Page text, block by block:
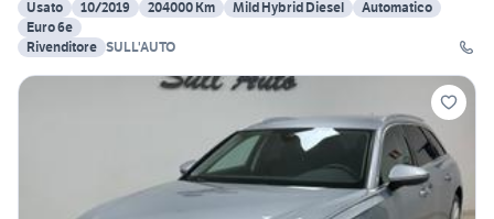
Usato
10/2019 204000 Km Mild Hybrid Diesel
Automatico
Euro 6e
Rivenditore SULL'AUTO